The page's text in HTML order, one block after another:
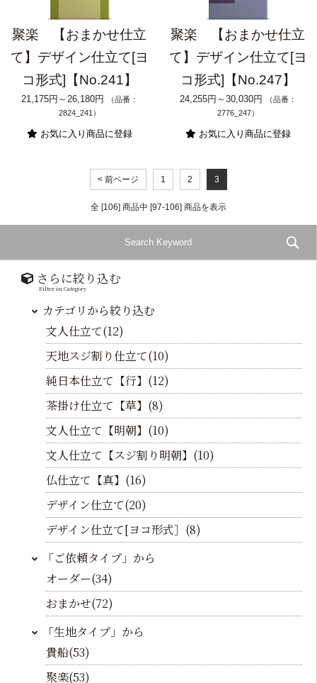
聚楽 【おまかせ仕立
て】デザイン仕立て[ヨ
コ形式]【No.241】
21,175円～26,180円
（品番：
2824_241）
お気に入り商品に登録
聚楽 【おまかせ仕立
て】デザイン仕立て[ヨ
コ形式]【No.247】
24,255円～30,030円
（品番：
2776_247）
お気に入り商品に登録
< 前ページ 1 2 3
全 [106] 商品中 [97-106] 商品を表示
さらに絞り込む
Filter in Category
カテゴリから絞り込む
文人仕立て(12)
天地スジ割り仕立て(10)
純日本仕立て【行】(12)
茶掛け仕立て【草】(8)
文人仕立て【明朝】(10)
文人仕立て【スジ割り明朝】(10)
仏仕立て【真】(16)
デザイン仕立て(20)
デザイン仕立て[ヨコ形式］(8)
「ご依頼タイプ」から
オーダー(34)
おまかせ(72)
「生地タイプ」から
貴船(53)
聚楽(53)